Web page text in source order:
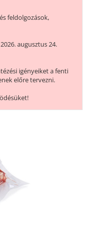
feldolgozások,
augusztus 24.
igényeiket a fenti
előre tervezni.